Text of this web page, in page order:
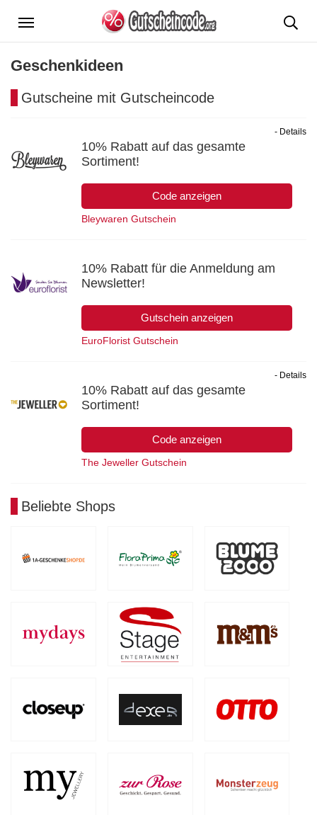
Menü
Geschenkideen
Gutscheine mit Gutscheincode
10% Rabatt auf das gesamte
Sortiment!
Code anzeigen
- Details
Bleywaren Gutschein
10% Rabatt für die Anmeldung am
Newsletter!
Gutschein anzeigen
EuroFlorist Gutschein
10% Rabatt auf das gesamte
Sortiment!
Code anzeigen
- Details
The Jeweller Gutschein
Beliebte Shops